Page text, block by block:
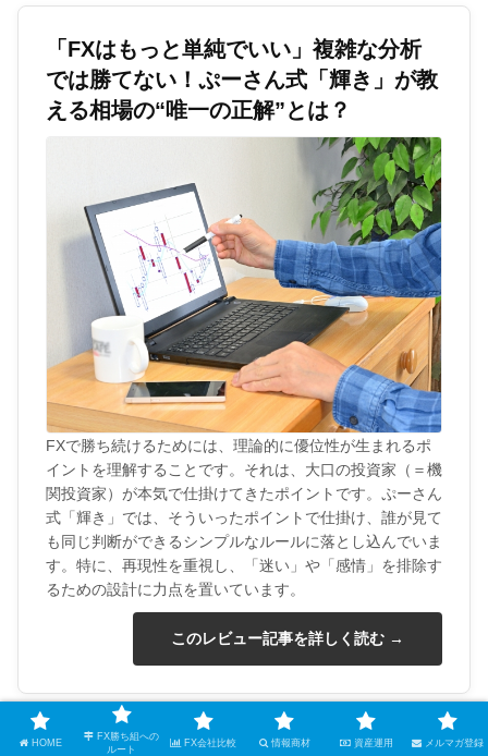
「FXはもっと単純でいい」複雑な分析
では勝てない！ぷーさん式「輝き」が教
える相場の“唯一の正解”とは？
FXで勝ち続けるためには、理論的に優位性が生まれるポ
イントを理解することです。それは、大口の投資家（＝機
関投資家）が本気で仕掛けてきたポイントです。ぷーさん
式「輝き」では、そういったポイントで仕掛け、誰が見て
も同じ判断ができるシンプルなルールに落とし込んでいま
す。特に、再現性を重視し、「迷い」や「感情」を排除す
るための設計に力点を置いています。
このレビュー記事を詳しく読む →
HOME
FX勝ち組への
ルート
FX会社比較 情報商材 資産運用 メルマガ登録